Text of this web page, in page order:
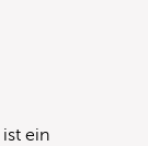
ein